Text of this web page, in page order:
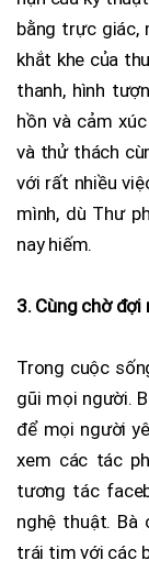
bằng trực giác,
khắt khe của
thanh, hình
hồn và cảm
và thử thách
với rất nhiều
mình, dù Thư
nay hiếm.
3. Cùng chờ
Trong cuộc
gũi mọi người.
để mọi người
xem các tác
tương tác
nghệ thuật. Bà
trái tim với các